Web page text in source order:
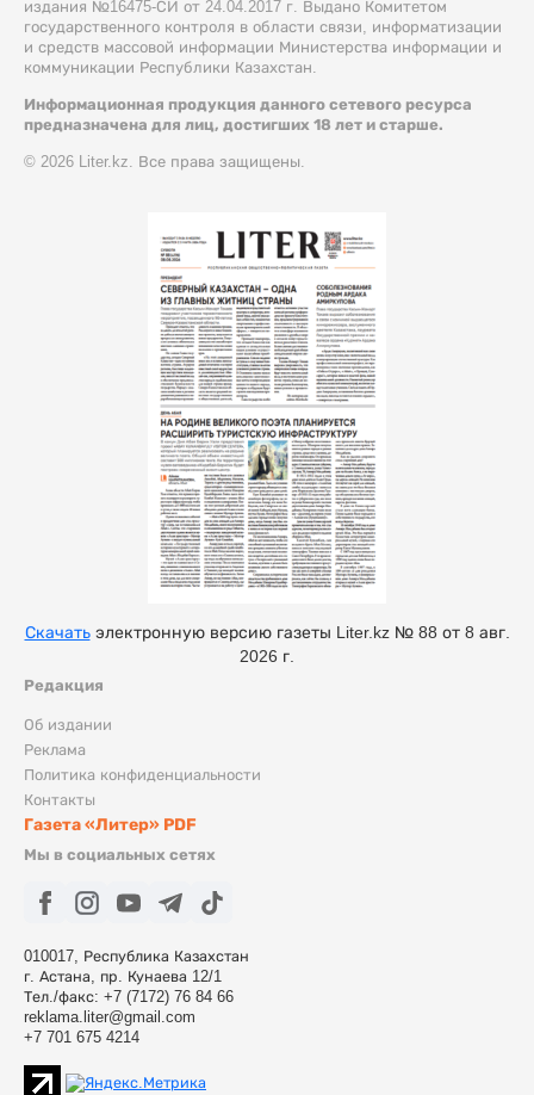
издания №16475-СИ от 24.04.2017 г. Выдано Комитетом
государственного контроля в области связи, информатизации
и средств массовой информации Министерства информации и
коммуникации Республики Казахстан.
Информационная продукция данного сетевого ресурса
предназначена для лиц, достигших 18 лет и старше.
© 2026 Liter.kz. Все права защищены.
Редакция
Об издании
Реклама
Политика конфиденциальности
Контакты
Газета «Литер» PDF
Мы в социальных сетях
010017, Республика Казахстан
г. Астана, пр. Кунаева 12/1
Тел./факс: +7 (7172) 76 84 66
reklama.liter@gmail.com
+7 701 675 4214
Скачатьэлектронную версию газеты Liter.kz № 88 от 8 авг.
2026 г.